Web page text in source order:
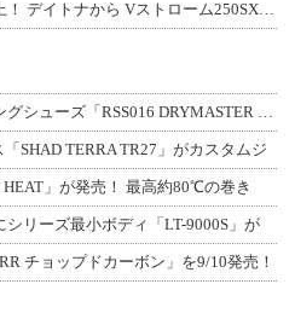
SHAD TERRA TR27」がカスタムジ
」が発売！ 最高約80℃の巻き
シリーズ最小ボディ「LT-9000S」が
チョップドカーボン」を9/10発売！